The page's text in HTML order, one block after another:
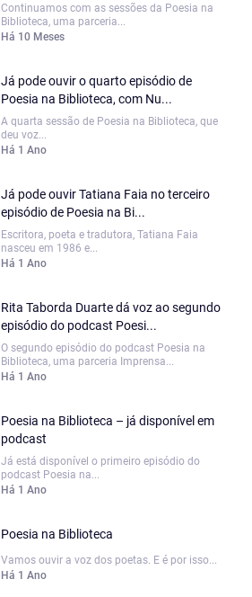
Continuamos com as sessões da Poesia na
Biblioteca, uma parceria...
Há 10 Meses
Já pode ouvir o quarto episódio de
Poesia na Biblioteca, com Nu...
A quarta sessão de Poesia na Biblioteca, que
deu voz...
Há 1 Ano
Já pode ouvir Tatiana Faia no terceiro
episódio de Poesia na Bi...
Escritora, poeta e tradutora, Tatiana Faia
nasceu em 1986 e...
Há 1 Ano
Rita Taborda Duarte dá voz ao segundo
episódio do podcast Poesi...
O segundo episódio do podcast Poesia na
Biblioteca, uma parceria Imprensa...
Há 1 Ano
Poesia na Biblioteca – já disponível em
podcast
Já está disponível o primeiro episódio do
podcast Poesia na...
Há 1 Ano
Poesia na Biblioteca
Vamos ouvir a voz dos poetas. E é por isso...
Há 1 Ano